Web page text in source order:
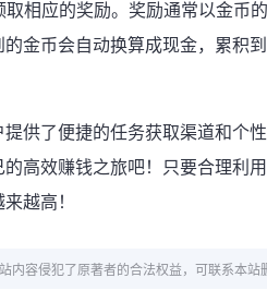
相应的奖励。奖励通常以金币
金币会自动换算成现金，累积到
供了便捷的任务获取渠道和个性
高效赚钱之旅吧！只要合理利
越高！
容侵犯了原著者的合法权益，可联系本站